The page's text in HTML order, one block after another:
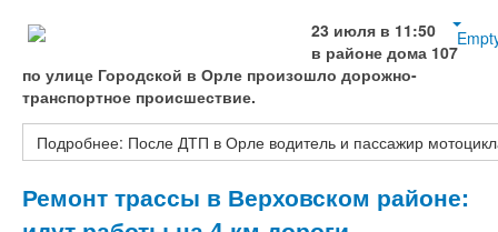
23 июля в 11:50
в районе дома 107
по улице Городской в Орле произошло дорожно-
транспортное происшествие.
Подробнее: После ДТП в Орле водитель и пассажир
Ремонт трассы в Верховском районе: